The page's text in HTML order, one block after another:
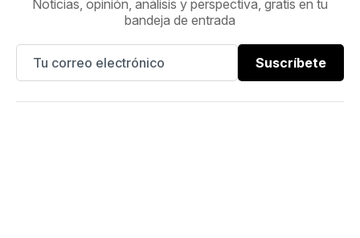
Noticias, opinión, análisis y perspectiva, gratis en tu
bandeja de entrada
Suscríbete